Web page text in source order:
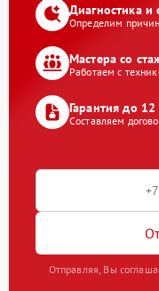
Диагностика и
Определим
Мастера со
Работаем с
Гарантия до
Составляем
Отправляя, Вы